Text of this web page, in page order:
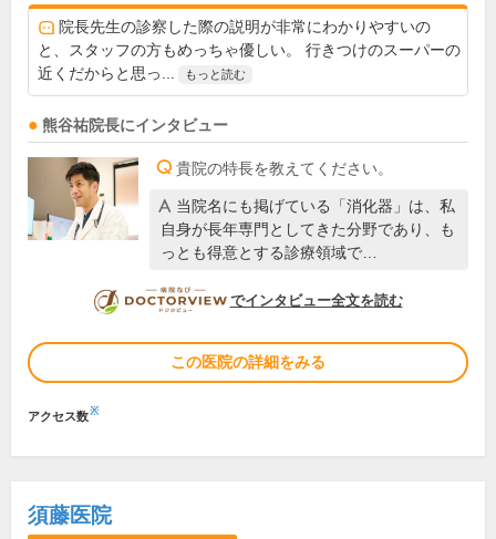
院長先生の診察した際の説明が非常にわかりやすいの
と、スタッフの方もめっちゃ優しい。 行きつけのスーパーの
近くだからと思っ...
もっと読む
熊谷祐院長にインタビュー
貴院の特長を教えてください。
当院名にも掲げている「消化器」は、私
自身が長年専門としてきた分野であり、も
っとも得意とする診療領域で…
DOCTORVIEW
でインタビュー全文を読む
この医院の詳細をみる
アクセス数※
須藤医院